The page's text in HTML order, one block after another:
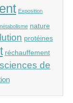
Exposition
nature
protéines
réchauffement
sciences de